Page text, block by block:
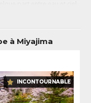
région d’Hiroshima. Les
de Seto. Lors de votre
locales et notamment
de riz fourrés,
à Miyajima
INCONTOURNABLE